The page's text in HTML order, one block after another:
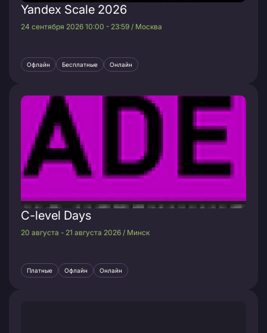
Yandex Scale 2026
24 сентября 2026 10:00 - 23:59 / Москва
Офлайн Бесплатные Онлайн
C-level Days
20 августа - 21 августа 2026 / Минск
Платные Офлайн Онлайн